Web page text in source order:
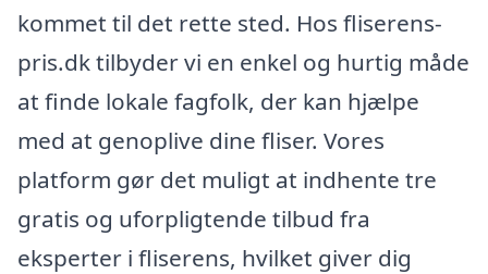
kommet til det rette sted. Hos fliserens-
pris.dk tilbyder vi en enkel og hurtig måde
at finde lokale fagfolk, der kan hjælpe
med at genoplive dine fliser. Vores
platform gør det muligt at indhente tre
gratis og uforpligtende tilbud fra
eksperter i fliserens, hvilket giver dig